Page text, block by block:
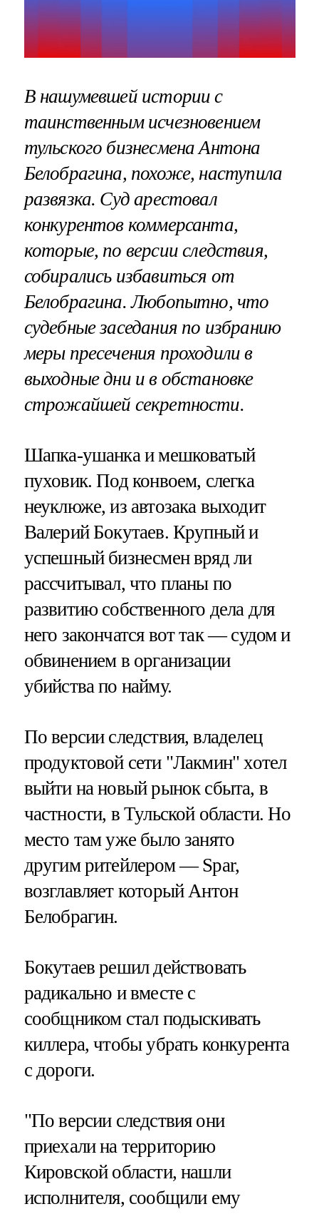
В нашумевшей истории с
таинственным исчезновением
тульского бизнесмена Антона
Белобрагина, похоже, наступила
развязка. Суд арестовал
конкурентов коммерсанта,
которые, по версии следствия,
собирались избавиться от
Белобрагина. Любопытно, что
судебные заседания по избранию
меры пресечения проходили в
выходные дни и в обстановке
строжайшей секретности.
Шапка-ушанка и мешковатый
пуховик. Под конвоем, слегка
неуклюже, из автозака выходит
Валерий Бокутаев. Крупный и
успешный бизнесмен вряд ли
рассчитывал, что планы по
развитию собственного дела для
него закончатся вот так — судом и
обвинением в организации
убийства по найму.
По версии следствия, владелец
продуктовой сети "Лакмин" хотел
выйти на новый рынок сбыта, в
частности, в Тульской области. Но
место там уже было занято
другим ритейлером — Spar,
возглавляет который Антон
Белобрагин.
Бокутаев решил действовать
радикально и вместе с
сообщником стал подыскивать
киллера, чтобы убрать конкурента
с дороги.
"По версии следствия они
приехали на территорию
Кировской области, нашли
исполнителя, сообщили ему